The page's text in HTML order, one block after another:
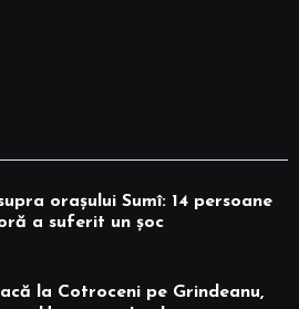
orașului Sumî: 14 persoane
a suferit un șoc
la Cotroceni pe Grindeanu,